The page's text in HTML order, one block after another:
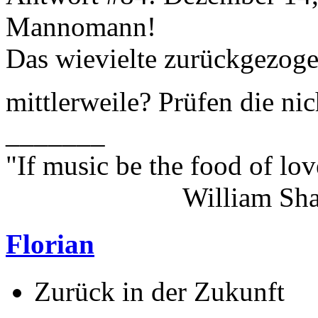
Mannomann!
Das wievielte
mittlerweile? Prüfen die
"If music be the food of
William
Florian
Zurück in der Zukunft